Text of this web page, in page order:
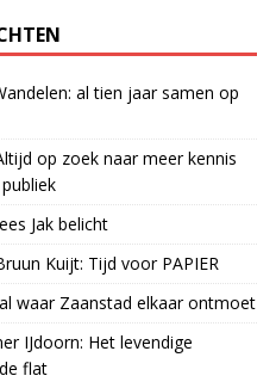
al tien jaar samen op
op zoek naar meer kennis
Jak belicht
Kuijt: Tijd voor PAPIER
waar Zaanstad elkaar ontmoet
IJdoorn: Het levendige
flat